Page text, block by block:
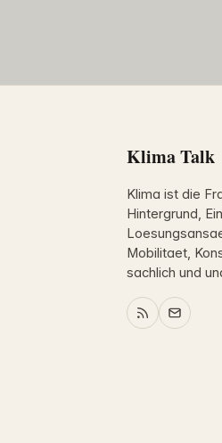
Klima Talk
Klima ist die
Hintergrund,
Mobilitaet,
sachlich und